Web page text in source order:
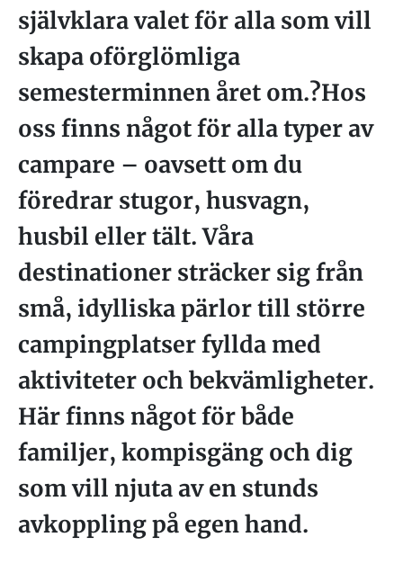
självklara valet för alla som vill
skapa oförglömliga
semesterminnen året om.?Hos
oss finns något för alla typer av
campare – oavsett om du
föredrar stugor, husvagn,
husbil eller tält. Våra
destinationer sträcker sig från
små, idylliska pärlor till större
campingplatser fyllda med
aktiviteter och bekvämligheter.
Här finns något för både
familjer, kompisgäng och dig
som vill njuta av en stunds
avkoppling på egen hand.